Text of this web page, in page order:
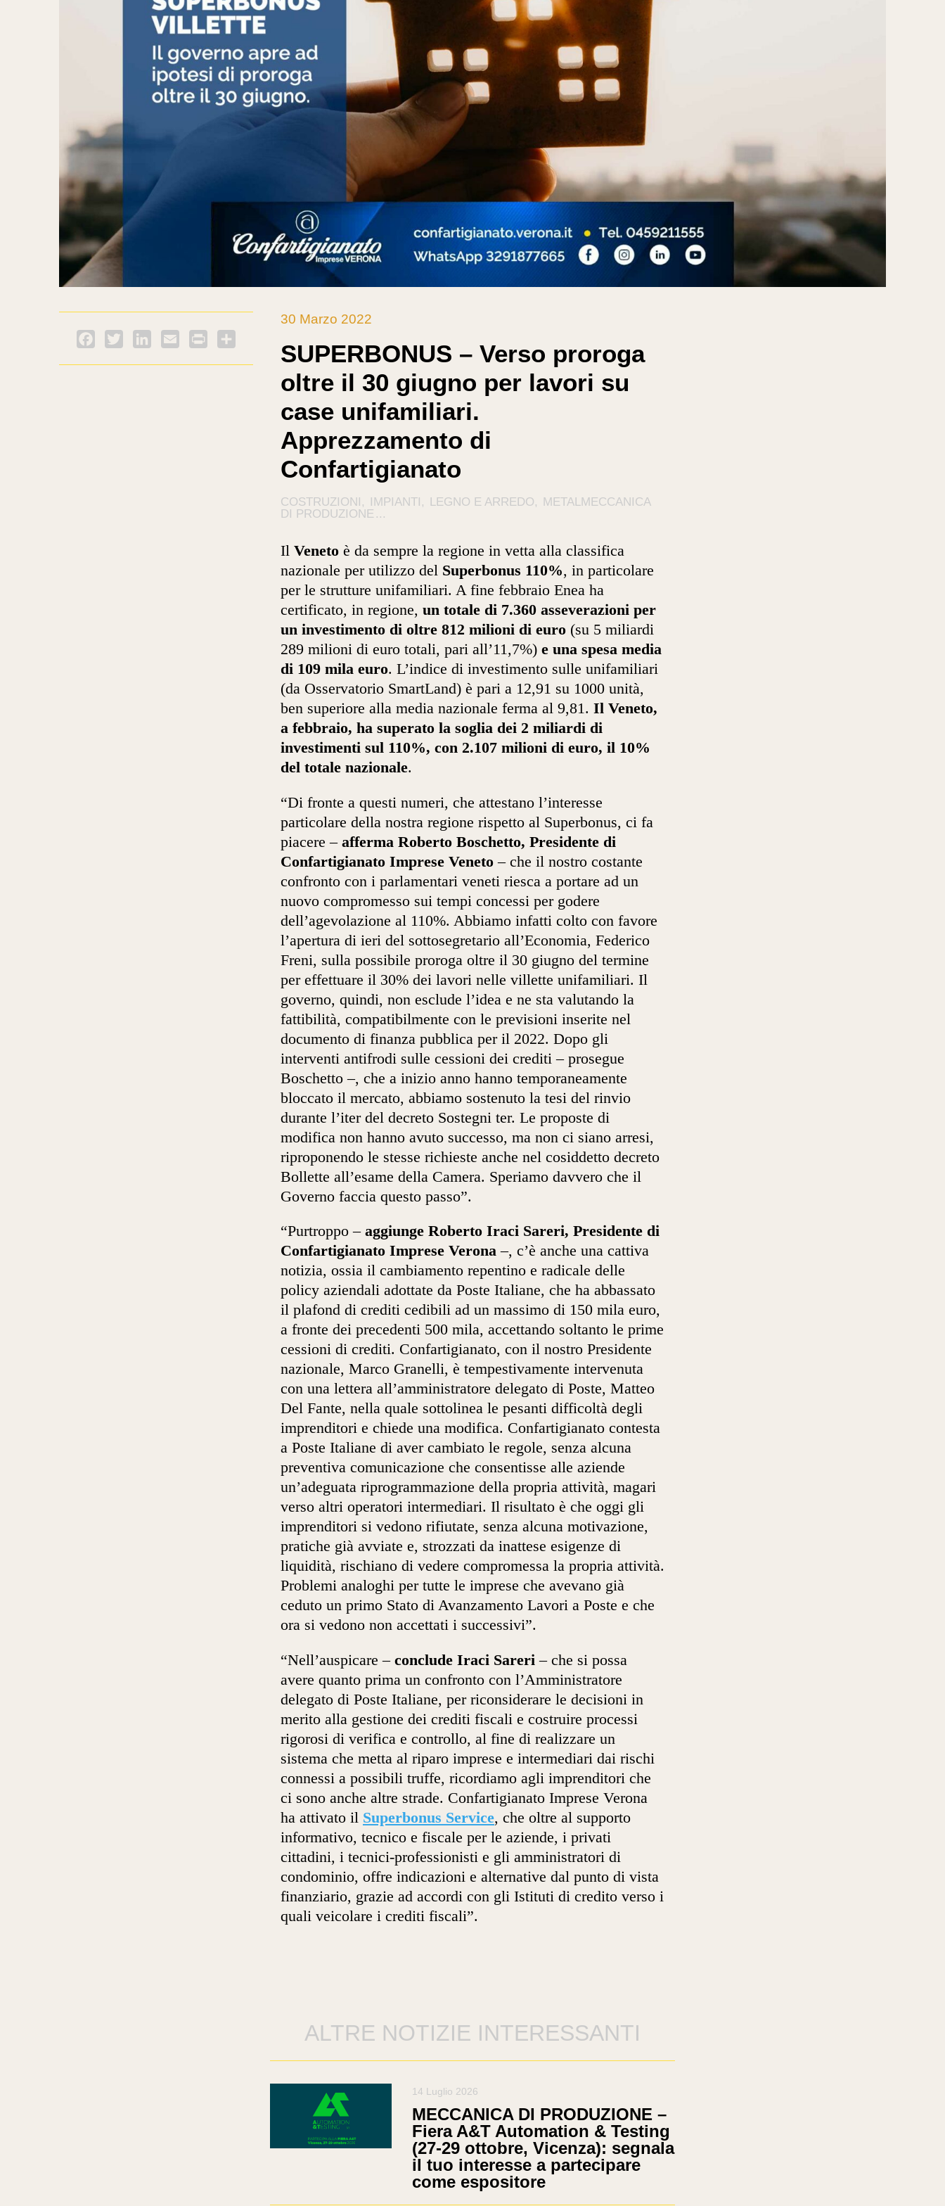
Facebook
Twitter LinkedInEmail PrintFriendly
30 Marzo 2022
SUPERBONUS – Verso proroga
oltre il 30 giugno per lavori su
case unifamiliari.
Apprezzamento di
Confartigianato
COSTRUZIONI IMPIANTI LEGNO E ARREDO
METALMECCANICA
DI PRODUZIONE ...
Il Veneto è da sempre la regione in vetta alla classifica
nazionale per utilizzo del Superbonus 110%, in particolare
per le strutture unifamiliari. A fine febbraio Enea ha
certificato, in regione, un totale di 7.360 asseverazioni per
un investimento di oltre 812 milioni di euro (su 5 miliardi
289 milioni di euro totali, pari all’11,7%) e una spesa media
di 109 mila euro. L’indice di investimento sulle unifamiliari
(da Osservatorio SmartLand) è pari a 12,91 su 1000 unità,
ben superiore alla media nazionale ferma al 9,81. Il Veneto,
a febbraio, ha superato la soglia dei 2 miliardi di
investimenti sul 110%, con 2.107 milioni di euro, il 10%
del totale nazionale.
“Di fronte a questi numeri, che attestano l’interesse
particolare della nostra regione rispetto al Superbonus, ci fa
piacere – afferma Roberto Boschetto, Presidente di
Confartigianato Imprese Veneto – che il nostro costante
confronto con i parlamentari veneti riesca a portare ad un
nuovo compromesso sui tempi concessi per godere
dell’agevolazione al 110%. Abbiamo infatti colto con favore
l’apertura di ieri del sottosegretario all’Economia, Federico
Freni, sulla possibile proroga oltre il 30 giugno del termine
per effettuare il 30% dei lavori nelle villette unifamiliari. Il
governo, quindi, non esclude l’idea e ne sta valutando la
fattibilità, compatibilmente con le previsioni inserite nel
documento di finanza pubblica per il 2022. Dopo gli
interventi antifrodi sulle cessioni dei crediti – prosegue
Boschetto –, che a inizio anno hanno temporaneamente
bloccato il mercato, abbiamo sostenuto la tesi del rinvio
durante l’iter del decreto Sostegni ter. Le proposte di
modifica non hanno avuto successo, ma non ci siano arresi,
riproponendo le stesse richieste anche nel cosiddetto decreto
Bollette all’esame della Camera. Speriamo davvero che il
Governo faccia questo passo”.
“Purtroppo – aggiunge Roberto Iraci Sareri, Presidente di
Confartigianato Imprese Verona –, c’è anche una cattiva
notizia, ossia il cambiamento repentino e radicale delle
policy aziendali adottate da Poste Italiane, che ha abbassato
il plafond di crediti cedibili ad un massimo di 150 mila euro,
a fronte dei precedenti 500 mila, accettando soltanto le prime
cessioni di crediti. Confartigianato, con il nostro Presidente
nazionale, Marco Granelli, è tempestivamente intervenuta
con una lettera all’amministratore delegato di Poste, Matteo
Del Fante, nella quale sottolinea le pesanti difficoltà degli
imprenditori e chiede una modifica. Confartigianato contesta
a Poste Italiane di aver cambiato le regole, senza alcuna
preventiva comunicazione che consentisse alle aziende
un’adeguata riprogrammazione della propria attività, magari
verso altri operatori intermediari. Il risultato è che oggi gli
imprenditori si vedono rifiutate, senza alcuna motivazione,
pratiche già avviate e, strozzati da inattese esigenze di
liquidità, rischiano di vedere compromessa la propria attività.
Problemi analoghi per tutte le imprese che avevano già
ceduto un primo Stato di Avanzamento Lavori a Poste e che
ora si vedono non accettati i successivi”.
“Nell’auspicare – conclude Iraci Sareri – che si possa
avere quanto prima un confronto con l’Amministratore
delegato di Poste Italiane, per riconsiderare le decisioni in
merito alla gestione dei crediti fiscali e costruire processi
rigorosi di verifica e controllo, al fine di realizzare un
sistema che metta al riparo imprese e intermediari dai rischi
connessi a possibili truffe, ricordiamo agli imprenditori che
ci sono anche altre strade. Confartigianato Imprese Verona
ha attivato il Superbonus Service, che oltre al supporto
informativo, tecnico e fiscale per le aziende, i privati
cittadini, i tecnici-professionisti e gli amministratori di
condominio, offre indicazioni e alternative dal punto di vista
finanziario, grazie ad accordi con gli Istituti di credito verso i
quali veicolare i crediti fiscali”.
ALTRE NOTIZIE INTERESSANTI
14 Luglio 2026
MECCANICA DI PRODUZIONE –
Fiera A&T Automation & Testing
(27-29 ottobre, Vicenza): segnala
il tuo interesse a partecipare
come espositore